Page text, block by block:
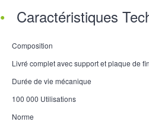
Caractéristiques
Composition
Livré complet avec support et plaque de
Durée de vie mécanique
100 000 Utilisations
Norme